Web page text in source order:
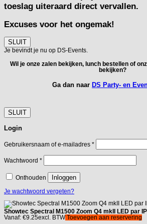
toeslag uiteraard direct vervallen.
Excuses voor het ongemak!
SLUIT
Je bevindt je nu op DS-Events.
Wil je onze zalen bekijken, lunch bestellen of
bekijken?
Ga dan naar DS Party- en
SLUIT
Login
Gebruikersnaam of e-mailadres *Vereist
Wachtwoord *Vereist
Onthouden Inloggen
Je wachtwoord vergeten?
Showtec Spectral M1500 Zoom Q4 mkII LED par
Vanaf: €9.25excl. BTW Toevoegen aan reservering